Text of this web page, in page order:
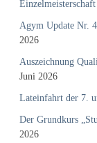
Agym Update Nr.
2026
Auszeichnung
Juni 2026
Lateinfahrt der 7.
Der Grundkurs
2026